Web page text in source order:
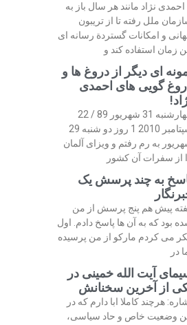
3 احمدی نژاد مانند هر سال باز به
ملل رفته تا از تریبون
و امکانات گستردة رسانه ای
زمان استفاده کند و
ای دیگر از دروغ ها و
گویی های احمدی
چهارشنبه 31 شهریور 89 / 22
سپتامبر 2010 1 روز دو شنبه 29
به رم رفتم و ویزای آلمان
از سفرات آن کشور
به چند پرسش یک
پیش هم پنج پرسش از من
بود که به آن ها پاسخ دادم. اول
می کردم مارکو از من پرسیده
در
آیت الله خمینی در
از آخرین سخنانش
هرچند کاملا ابا دارم که در
وضعیت خاص و حاد سیاسی،